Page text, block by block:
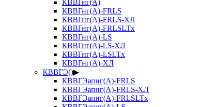
КВВГнг(А)
КВВГнг(А)-FRLS
КВВГнг(А)-FRLS-ХЛ
КВВГнг(А)-FRLSLTx
КВВГнг(А)-LS
КВВГнг(А)-LS-ХЛ
КВВГнг(А)-LSLTx
КВВГнг(А)-ХЛ
КВВГЭ()▶
КВВГЭапнг(А)-FRLS
КВВГЭапнг(А)-FRLS-ХЛ
КВВГЭапнг(А)-FRLSLTx